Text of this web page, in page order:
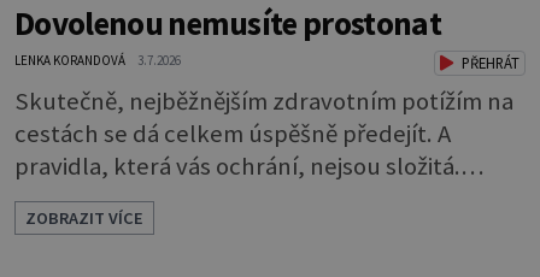
Dovolenou nemusíte prostonat
LENKA KORANDOVÁ 3.7.2026 PŘEHRÁT
Skutečně, nejběžnějším zdravotním potížím na
cestách se dá celkem úspěšně předejít. A
pravidla, která vás ochrání, nejsou složitá.
Riziko na talíři Drtivou většinu cestovatelských
průjmů vyvolávají fekální bakterie. Do kuchyně
ZOBRAZIT VÍCE